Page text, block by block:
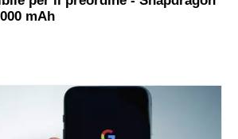
mAh